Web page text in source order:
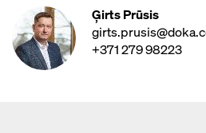
Ģirts Prūsis
+371 279 98223